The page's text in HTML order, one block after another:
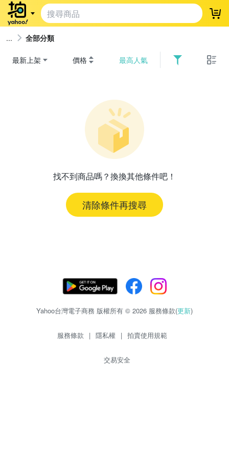
登
全部分類
最新上架 價格 最高人氣
找不到商品嗎？換換其他條件吧！
清除條件再搜尋
Yahoo台灣電子商務 版權所有 © 2026 服務條款(更新)
服務條款 | 隱私權 | 拍賣使用規範
交易安全